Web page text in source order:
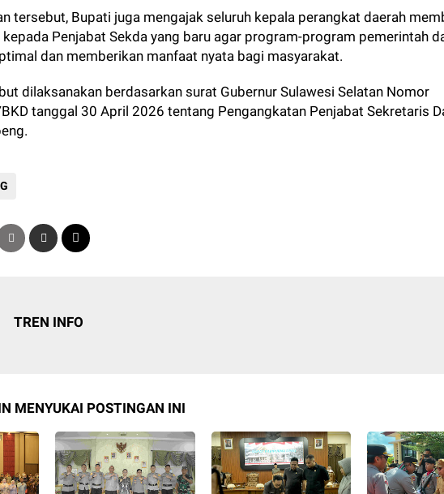
tersebut, Bupati juga mengajak seluruh kepala perangkat daerah
Penjabat Sekda yang baru agar program-program pemerintah
dan memberikan manfaat nyata bagi masyarakat.
dilaksanakan berdasarkan surat Gubernur Sulawesi Selatan Nomor
tanggal 30 April 2026 tentang Pengangkatan Penjabat Sekretaris
TREN INFO
MENYUKAI POSTINGAN INI